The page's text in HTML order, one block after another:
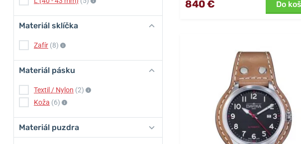
Materiál sklíčka
Zafír (8)
Materiál pásku
Textil / Nylon (2)
Koža (6)
Materiál puzdra
840 € Do